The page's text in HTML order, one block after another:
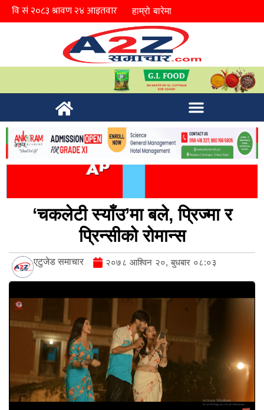
हाम्रो बारेमा
‘चकलेटी स्याँउ’मा बले, प्रिज्मा र
प्रिन्सीको रोमान्स
एटुजेड समाचार २०७८ आश्विन २०, बुधबार ०८:०३